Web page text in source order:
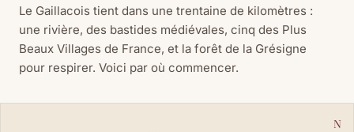
Le Gaillacois tient dans une trentaine de kilomètres :
une rivière, des bastides médiévales, cinq des Plus
Beaux Villages de France, et la forêt de la Grésigne
pour respirer. Voici par où commencer.
N